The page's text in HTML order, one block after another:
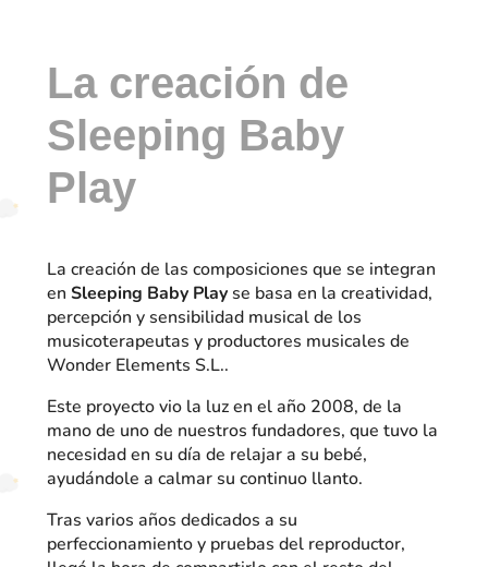
La creación de
Sleeping Baby
Play
La creación de las composiciones que se integran
en Sleeping Baby Playse basa en la creatividad,
percepción y sensibilidad musical de los
musicoterapeutas y productores musicales de
Wonder Elements S.L..
Este proyecto vio la luz en el año 2008, de la
mano de uno de nuestros fundadores, que tuvo la
necesidad en su día de relajar a su bebé,
ayudándole a calmar su continuo llanto.
Tras varios años dedicados a su
perfeccionamiento y pruebas del reproductor,